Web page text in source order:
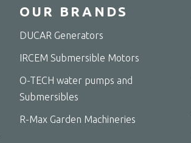
OUR BRANDS
DUCAR Generators
IRCEM Submersible Motors
O-TECH water pumps and
Submersibles
R-Max Garden Machineries